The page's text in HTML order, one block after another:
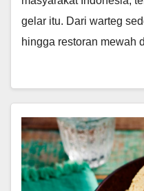
gelar itu. Dari warteg
hingga restoran mewah